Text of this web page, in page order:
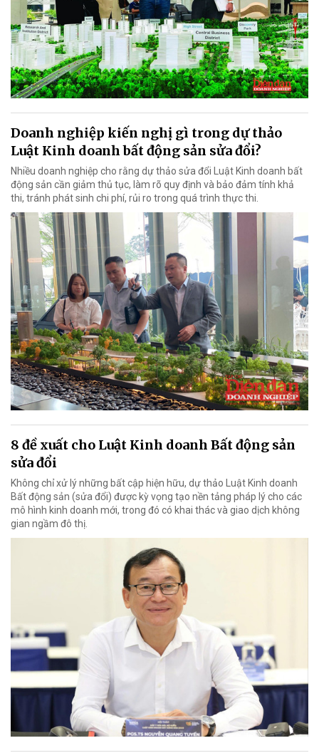
Doanh nghiệp kiến nghị gì trong dự thảo
Luật Kinh doanh bất động sản sửa đổi?
Nhiều doanh nghiệp cho rằng dự thảo sửa đổi Luật Kinh doanh bất
động sản cần giảm thủ tục, làm rõ quy định và bảo đảm tính khả
thi, tránh phát sinh chi phí, rủi ro trong quá trình thực thi.
8 đề xuất cho Luật Kinh doanh Bất động sản
sửa đổi
Không chỉ xử lý những bất cập hiện hữu, dự thảo Luật Kinh doanh
Bất động sản (sửa đổi) được kỳ vọng tạo nền tảng pháp lý cho các
mô hình kinh doanh mới, trong đó có khai thác và giao dịch không
gian ngầm đô thị.